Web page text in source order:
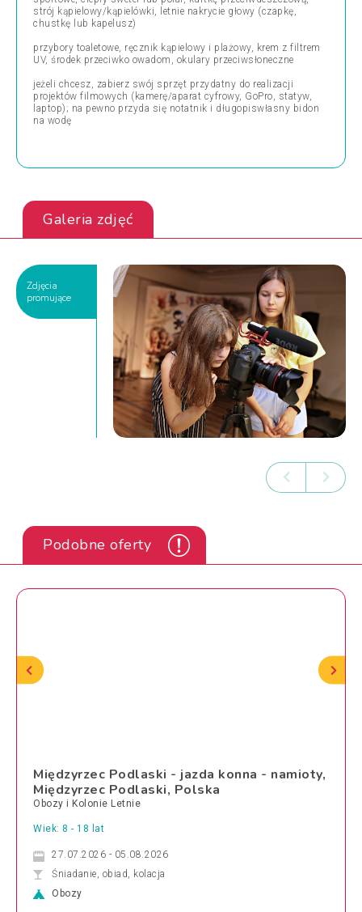
strój kąpielowy/kąpielówki, letnie nakrycie głowy (czapkę,
chustkę lub kapelusz)
przybory toaletowe, ręcznik kąpielowy i plażowy, krem z filtrem
UV, środek przeciwko owadom, okulary przeciwsłoneczne
jeżeli chcesz, zabierz swój sprzęt przydatny do realizacji
projektów filmowych (kamerę/aparat cyfrowy, GoPro, statyw,
laptop); na pewno przyda się notatnik i długopiswłasny bidon
na wodę
Galeria zdjęć
Zdjęcia
promujące
Podobne oferty
Międzyrzec Podlaski - jazda konna - namioty,
Międzyrzec Podlaski, Polska
Obozy i Kolonie Letnie
Wiek: 8 - 18 lat
27.07.2026 - 05.08.2026
Śniadanie, obiad, kolacja
Obozy